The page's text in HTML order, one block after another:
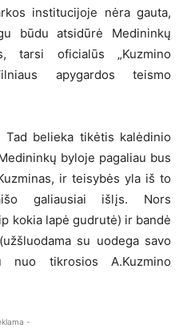
institucijoje nėra gauta,
būdu atsidūrė Medininkų
oficialūs „Kuzmino
apygardos teismo
Tad belieka tikėtis kalėdinio
byloje pagaliau bus
ir teisybės yla iš to
galiausiai išlįs. Nors
kokia lapė gudrutė) ir bandė
su uodega savo
tikrosios A.Kuzmino
-